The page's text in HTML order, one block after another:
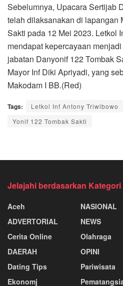
Sebelumnya, Upacara Sertijab
telah dilaksanakan di lapangan
Sakti pada 12 Mei 2023. Letkol
mendapat kepercayaan
jabatan Danyonif 122 Tombak
Mayor Inf Diki Apriyadi, yang
Makodam I BB.(Red)
Tags: Letkol Inf Antony Triwibowo
Yonif 122 Tombak Sakti
Jelajahi berdasarkan Kategori
Aceh
ADVERTORIAL
Cerita Online
DAERAH
Dating Tips
Ekonomj
NASIONAL
NEWS
Olahraga
OPINI
Pariwisata